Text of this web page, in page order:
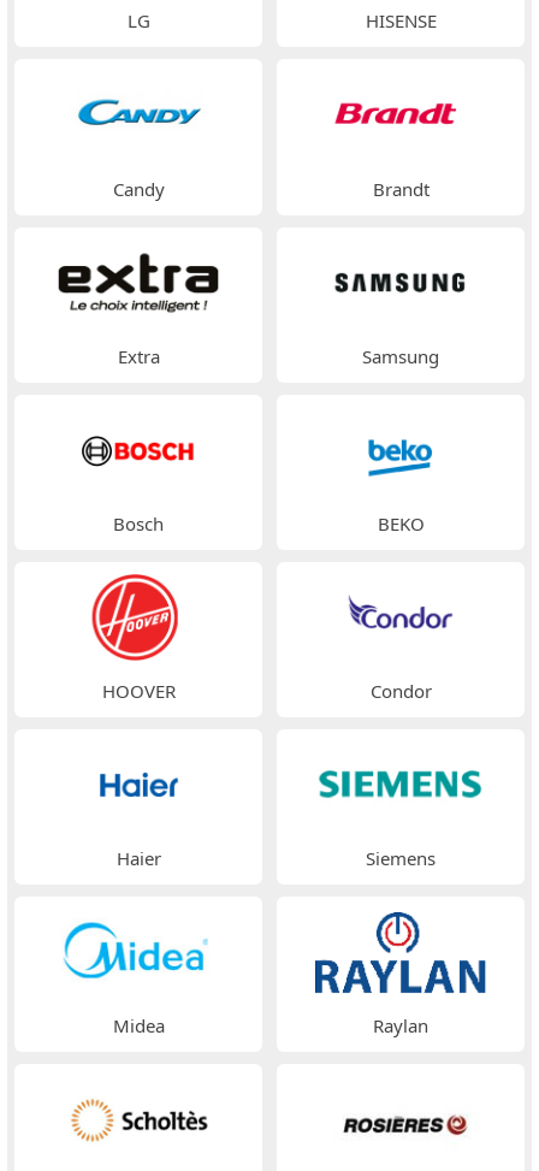
LG HISENSE
Candy Brandt
Extra Samsung
Bosch BEKO
HOOVER Condor
Haier Siemens
Midea Raylan